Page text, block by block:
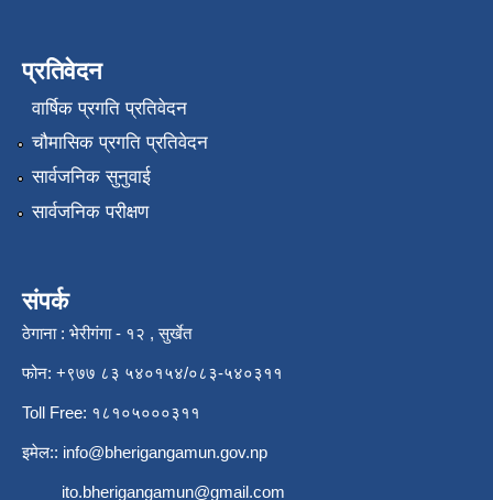
प्रतिवेदन
वार्षिक प्रगति प्रतिवेदन
चौमासिक प्रगति प्रतिवेदन
सार्वजनिक सुनुवाई
सार्वजनिक परीक्षण
संपर्क
ठेगाना : भेरीगंगा - १२ , सुर्खेत
फोन: +९७७ ८३ ५४०१५४/०८३-५४०३११
Toll Free: १८१०५०००३११
इमेल:: info@bherigangamun.gov.np
ito.bherigangamun@gmail.com